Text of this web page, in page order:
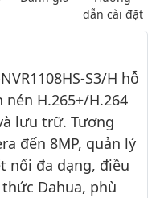
dẫn cài đặt
S3/H hỗ
H.265+/H.264
lưu trữ. Tương
đến 8MP, quản lý
nối đa dạng, điều
Dahua, phù